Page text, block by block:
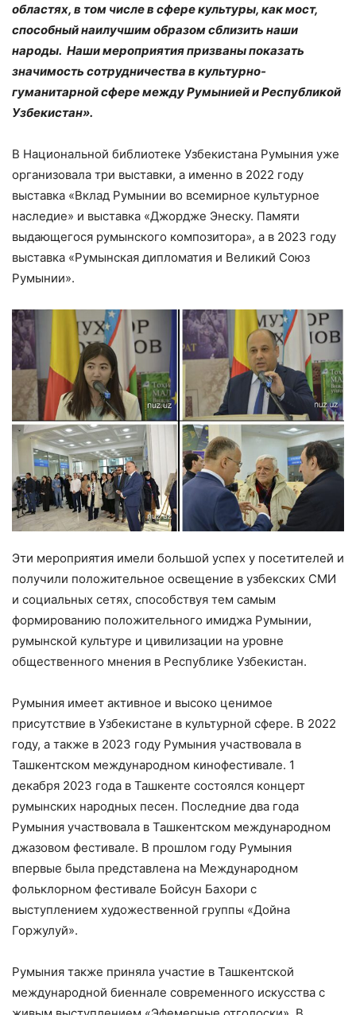
областях, в том числе в сфере культуры, как мост,
способный наилучшим образом сблизить наши
народы. Наши мероприятия призваны показать
значимость сотрудничества в культурно-
гуманитарной сфере между Румынией и Республикой
Узбекистан».
В Национальной библиотеке Узбекистана Румыния уже
организовала три выставки, а именно в 2022 году
выставка «Вклад Румынии во всемирное культурное
наследие» и выставка «Джордже Энеску. Памяти
выдающегося румынского композитора», а в 2023 году
выставка «Румынская дипломатия и Великий Союз
Румынии».
Эти мероприятия имели большой успех у посетителей и
получили положительное освещение в узбекских СМИ
и социальных сетях, способствуя тем самым
формированию положительного имиджа Румынии,
румынской культуре и цивилизации на уровне
общественного мнения в Республике Узбекистан.
Румыния имеет активное и высоко ценимое
присутствие в Узбекистане в культурной сфере. В 2022
году, а также в 2023 году Румыния участвовала в
Ташкентском международном кинофестивале. 1
декабря 2023 года в Ташкенте состоялся концерт
румынских народных песен. Последние два года
Румыния участвовала в Ташкентском международном
джазовом фестивале. В прошлом году Румыния
впервые была представлена на Международном
фольклорном фестивале Бойсун Бахори с
выступлением художественной группы «Дойна
Горжулуй».
Румыния также приняла участие в Ташкентской
международной биеннале современного искусства с